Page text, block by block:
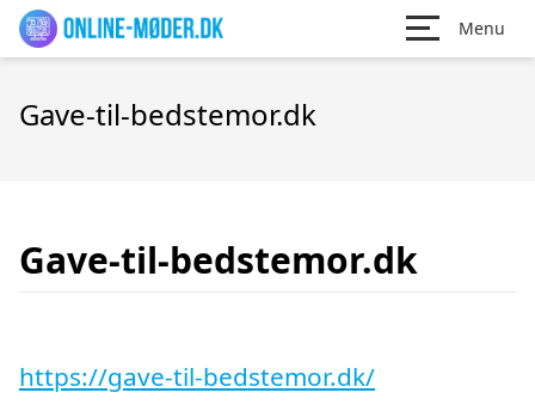
Menu
Gave-til-bedstemor.dk
Gave-til-bedstemor.dk
https://gave-til-bedstemor.dk/